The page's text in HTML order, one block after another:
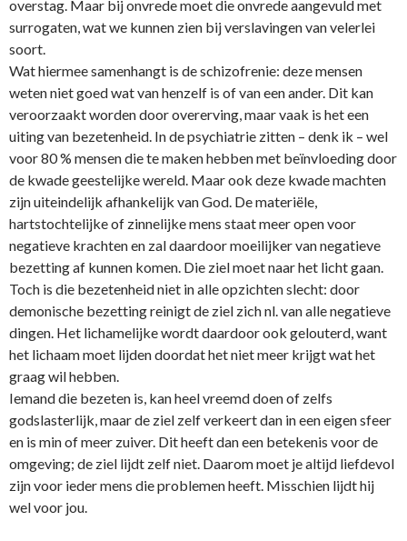
overstag. Maar bij o­nvrede moet die o­nvrede aangevuld met
surrogaten, wat we kunnen zien bij verslavingen van velerlei
soort.
Wat hiermee samenhangt is de schizofrenie: deze mensen
weten niet goed wat van henzelf is of van een ander. Dit kan
veroorzaakt worden door overerving, maar vaak is het een
uiting van bezetenheid. In de psychiatrie zitten – denk ik – wel
voor 80 % mensen die te maken hebben met beïnvloeding door
de kwade geestelijke wereld. Maar ook deze kwade machten
zijn uiteindelijk afhankelijk van God. De materiële,
hartstochtelijke of zinnelijke mens staat meer open voor
negatieve krachten en zal daardoor moeilijker van negatieve
bezetting af kunnen komen. Die ziel moet naar het licht gaan.
Toch is die bezetenheid niet in alle opzichten slecht: door
demonische bezetting reinigt de ziel zich nl. van alle negatieve
dingen. Het lichamelijke wordt daardoor ook gelouterd, want
het lichaam moet lijden doordat het niet meer krijgt wat het
graag wil hebben.
Iemand die bezeten is, kan heel vreemd doen of zelfs
godslasterlijk, maar de ziel zelf verkeert dan in een eigen sfeer
en is min of meer zuiver. Dit heeft dan een betekenis voor de
omgeving; de ziel lijdt zelf niet. Daarom moet je altijd liefdevol
zijn voor ieder mens die problemen heeft. Misschien lijdt hij
wel voor jou.